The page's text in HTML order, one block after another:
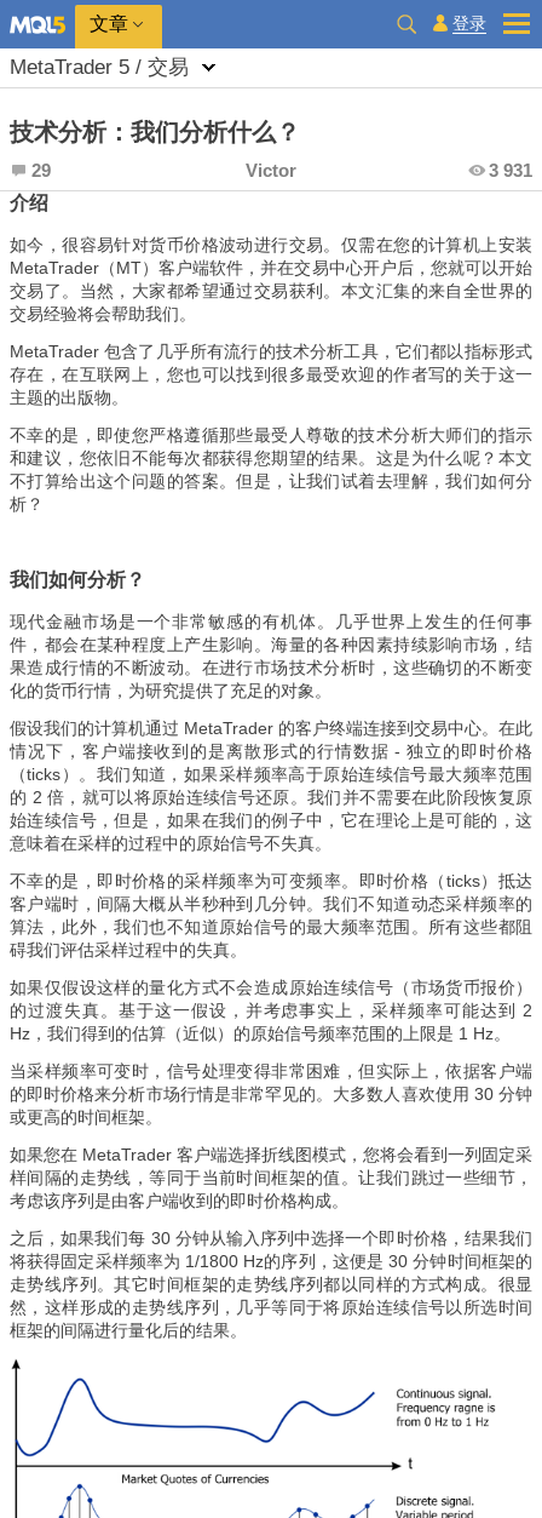
文章 登录
MetaTrader 5 / 交易
技术分析：我们分析什么？
29 Victor
3 931
介绍
如今，很容易针对货币价格波动进行交易。仅需在您的计算机上安装
MetaTrader（MT）客户端软件，并在交易中心开户后，您就可以开始
交易了。当然，大家都希望通过交易获利。本文汇集的来自全世界的
交易经验将会帮助我们。
MetaTrader 包含了几乎所有流行的技术分析工具，它们都以指标形式
存在，在互联网上，您也可以找到很多最受欢迎的作者写的关于这一
主题的出版物。
不幸的是，即使您严格遵循那些最受人尊敬的技术分析大师们的指示
和建议，您依旧不能每次都获得您期望的结果。这是为什么呢？本文
不打算给出这个问题的答案。但是，让我们试着去理解，我们如何分
析？
我们如何分析？
现代金融市场是一个非常敏感的有机体。几乎世界上发生的任何事
件，都会在某种程度上产生影响。海量的各种因素持续影响市场，结
果造成行情的不断波动。在进行市场技术分析时，这些确切的不断变
化的货币行情，为研究提供了充足的对象。
假设我们的计算机通过 MetaTrader 的客户终端连接到交易中心。在此
情况下，客户端接收到的是离散形式的行情数据 - 独立的即时价格
（ticks）。我们知道，如果采样频率高于原始连续信号最大频率范围
的 2 倍，就可以将原始连续信号还原。我们并不需要在此阶段恢复原
始连续信号，但是，如果在我们的例子中，它在理论上是可能的，这
意味着在采样的过程中的原始信号不失真。
不幸的是，即时价格的采样频率为可变频率。即时价格（ticks）抵达
客户端时，间隔大概从半秒种到几分钟。我们不知道动态采样频率的
算法，此外，我们也不知道原始信号的最大频率范围。所有这些都阻
碍我们评估采样过程中的失真。
如果仅假设这样的量化方式不会造成原始连续信号（市场货币报价）
的过渡失真。基于这一假设，并考虑事实上，采样频率可能达到 2
Hz，我们得到的估算（近似）的原始信号频率范围的上限是 1 Hz。
当采样频率可变时，信号处理变得非常困难，但实际上，依据客户端
的即时价格来分析市场行情是非常罕见的。大多数人喜欢使用 30 分钟
或更高的时间框架。
如果您在 MetaTrader 客户端选择折线图模式，您将会看到一列固定采
样间隔的走势线，等同于当前时间框架的值。让我们跳过一些细节，
考虑该序列是由客户端收到的即时价格构成。
之后，如果我们每 30 分钟从输入序列中选择一个即时价格，结果我们
将获得固定采样频率为 1/1800 Hz的序列，这便是 30 分钟时间框架的
走势线序列。其它时间框架的走势线序列都以同样的方式构成。很显
然，这样形成的走势线序列，几乎等同于将原始连续信号以所选时间
框架的间隔进行量化后的结果。